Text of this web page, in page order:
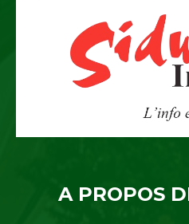
A PROPOS